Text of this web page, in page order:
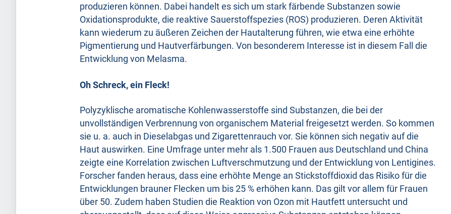
produzieren können. Dabei handelt es sich um stark färbende Substanzen sowie
Oxidationsprodukte, die reaktive Sauerstoffspezies (ROS) produzieren. Deren Aktivität
kann wiederum zu äußeren Zeichen der Hautalterung führen, wie etwa eine erhöhte
Pigmentierung und Hautverfärbungen. Von besonderem Interesse ist in diesem Fall die
Entwicklung von Melasma.
Oh Schreck, ein Fleck!
Polyzyklische aromatische Kohlenwasserstoffe sind Substanzen, die bei der
unvollständigen Verbrennung von organischem Material freigesetzt werden. So kommen
sie u. a. auch in Dieselabgas und Zigarettenrauch vor. Sie können sich negativ auf die
Haut auswirken. Eine Umfrage unter mehr als 1.500 Frauen aus Deutschland und China
zeigte eine Korrelation zwischen Luftverschmutzung und der Entwicklung von Lentigines.
Forscher fanden heraus, dass eine erhöhte Menge an Stickstoffdioxid das Risiko für die
Entwicklungen brauner Flecken um bis 25 % erhöhen kann. Das gilt vor allem für Frauen
über 50. Zudem haben Studien die Reaktion von Ozon mit Hautfett untersucht und